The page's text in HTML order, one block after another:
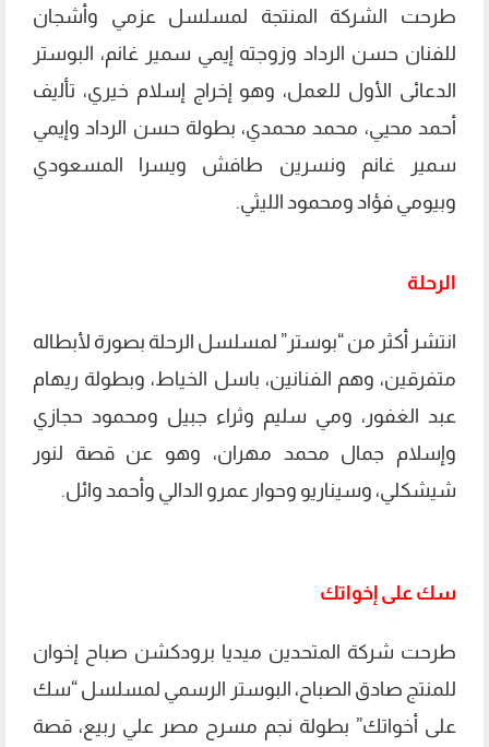
طرحت الشركة المنتجة لمسلسل عزمي وأشجان
للفنان حسن الرداد وزوجته إيمي سمير غانم، البوستر
الدعائى الأول للعمل، وهو إخراج إسلام خيري، ﺗﺄﻟيف
أحمد محيي، محمد محمدي، بطولة حسن الرداد وإيمي
سمير غانم ونسرين طافش ويسرا المسعودي
وبيومي فؤاد ومحمود الليثي.
الرحلة
انتشر أكثر من “بوستر” لمسلسل الرحلة بصورة لأبطاله
متفرقين، وهم الفنانين، باسل الخياط، وبطولة ريهام
عبد الغفور، ومي سليم وثراء جبيل ومحمود حجازي
وإسلام جمال محمد مهران، وهو عن قصة لنور
شيشكلي، وسيناريو وحوار عمرو الدالي وأحمد وائل.
سك على إخواتك
طرحت شركة المتحدين ميديا برودكشن صباح إخوان
للمنتج صادق الصباح، البوستر الرسمي لمسلسل “سك
على أخواتك” بطولة نجم مسرح مصر علي ربيع، قصة